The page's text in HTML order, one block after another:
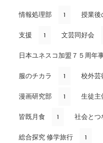
情報処理部 1 授業後
支援 1 文芸同好会
日本ユネスコ加盟７５周年
服のチカラ 1 校外芸
漫画研究部 1 生徒主
皆既月食 1 社会とつ
総合探究 修学旅行 1